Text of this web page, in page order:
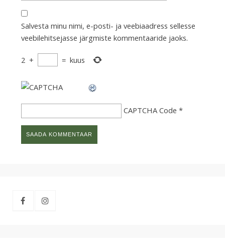
Salvesta minu nimi, e-posti- ja veebiaadress sellesse
veebilehitsejasse järgmiste kommentaaride jaoks.
2 + = kuus
CAPTCHA Code *